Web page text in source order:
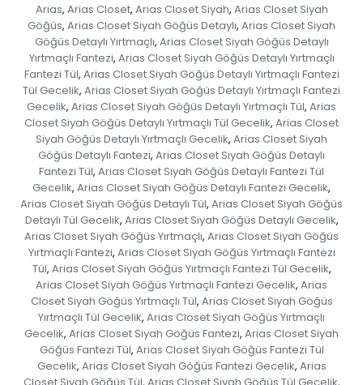
Arias, Arias Closet, Arias Closet Siyah, Arias Closet Siyah
Göğüs, Arias Closet Siyah Göğüs Detaylı, Arias Closet Siyah
Göğüs Detaylı Yırtmaçlı, Arias Closet Siyah Göğüs Detaylı
Yırtmaçlı Fantezi, Arias Closet Siyah Göğüs Detaylı Yırtmaçlı
Fantezi Tül, Arias Closet Siyah Göğüs Detaylı Yırtmaçlı Fantezi
Tül Gecelik, Arias Closet Siyah Göğüs Detaylı Yırtmaçlı Fantezi
Gecelik, Arias Closet Siyah Göğüs Detaylı Yırtmaçlı Tül, Arias
Closet Siyah Göğüs Detaylı Yırtmaçlı Tül Gecelik, Arias Closet
Siyah Göğüs Detaylı Yırtmaçlı Gecelik, Arias Closet Siyah
Göğüs Detaylı Fantezi, Arias Closet Siyah Göğüs Detaylı
Fantezi Tül, Arias Closet Siyah Göğüs Detaylı Fantezi Tül
Gecelik, Arias Closet Siyah Göğüs Detaylı Fantezi Gecelik,
Arias Closet Siyah Göğüs Detaylı Tül, Arias Closet Siyah Göğüs
Detaylı Tül Gecelik, Arias Closet Siyah Göğüs Detaylı Gecelik,
Arias Closet Siyah Göğüs Yırtmaçlı, Arias Closet Siyah Göğüs
Yırtmaçlı Fantezi, Arias Closet Siyah Göğüs Yırtmaçlı Fantezi
Tül, Arias Closet Siyah Göğüs Yırtmaçlı Fantezi Tül Gecelik,
Arias Closet Siyah Göğüs Yırtmaçlı Fantezi Gecelik, Arias
Closet Siyah Göğüs Yırtmaçlı Tül, Arias Closet Siyah Göğüs
Yırtmaçlı Tül Gecelik, Arias Closet Siyah Göğüs Yırtmaçlı
Gecelik, Arias Closet Siyah Göğüs Fantezi, Arias Closet Siyah
Göğüs Fantezi Tül, Arias Closet Siyah Göğüs Fantezi Tül
Gecelik, Arias Closet Siyah Göğüs Fantezi Gecelik, Arias
Closet Siyah Göğüs Tül, Arias Closet Siyah Göğüs Tül Gecelik,